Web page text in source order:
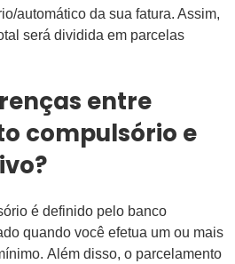
automático da sua fatura. Assim,
será dividida em parcelas
entre
compulsório e
é definido pelo banco
quando você efetua um ou mais
Além disso, o parcelamento